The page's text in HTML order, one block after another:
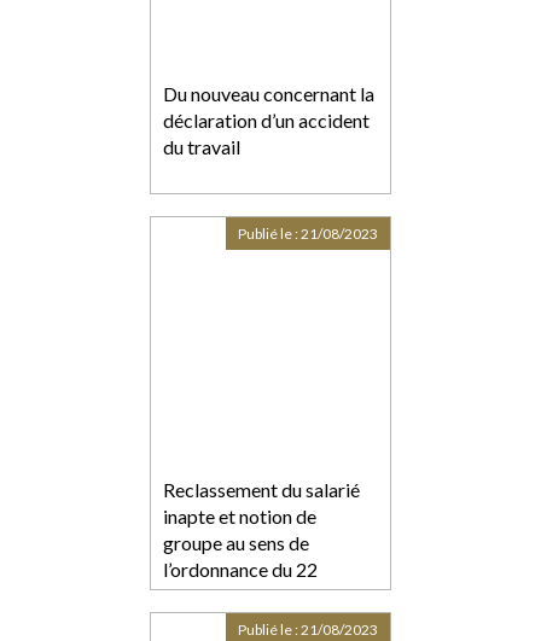
Du nouveau concernant la
déclaration d’un accident
du travail
Reclassement du salarié
inapte et notion de
groupe au sens de
l’ordonnance du 22
septembre 2017
Publié le :21/08/2023
Publié le :21/08/2023